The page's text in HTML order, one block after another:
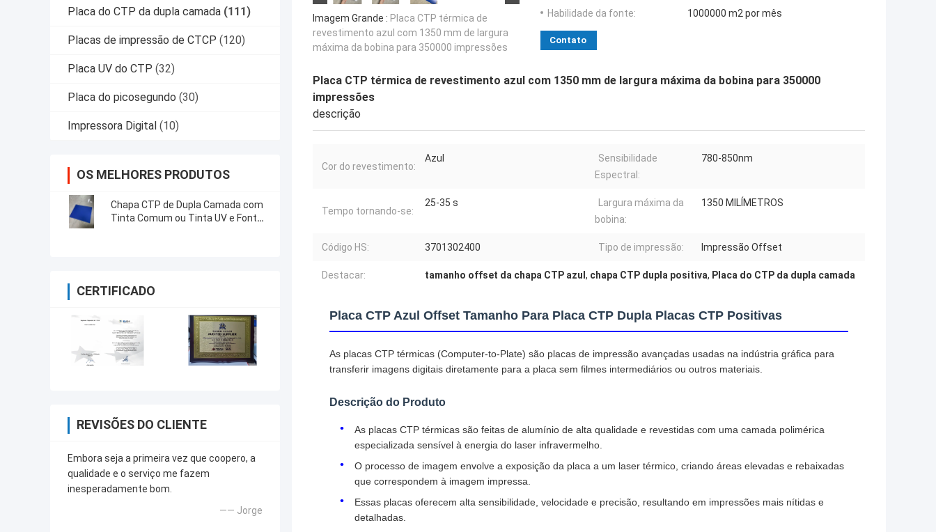
Placa do CTP da dupla camada (111)
Placas de impressão de CTCP (120)
Placa UV do CTP (32)
Placa do picosegundo (30)
Impressora Digital (10)
OS MELHORES PRODUTOS
Chapa CTP de Dupla Camada com
Tinta Comum ou Tinta UV e Fonte
CERTIFICADO
REVISÕES DO CLIENTE
Embora seja a primeira vez que coopero, a
qualidade e o serviço me fazem
inesperadamente bom.
—— Jorge
Imagem Grande : Placa CTP térmica de
revestimento azul com 1350 mm de largura
máxima da bobina para 350000 impressões
Habilidade da fonte:
1000000 m2 por mês
Contato
Placa CTP térmica de revestimento azul com 1350 mm de largura máxima da bobina para 350000
impressões
descrição
Cor do revestimento:
Azul
Sensibilidade
Espectral:
780-850nm
Tempo tornando-se:
25-35 s
Largura máxima da
bobina:
1350 MILÍMETROS
Código HS: 3701302400 Tipo de impressão: Impressão Offset
Destacar: tamanho offset da chapa CTP azul , chapa CTP dupla positiva, Placa do CTP da dupla camada
Placa CTP Azul Offset Tamanho Para Placa CTP Dupla Placas CTP Positivas
As placas CTP térmicas (Computer-to-Plate) são placas de impressão avançadas usadas na indústria gráfica para
transferir imagens digitais diretamente para a placa sem filmes intermediários ou outros materiais.
Descrição do Produto
As placas CTP térmicas são feitas de alumínio de alta qualidade e revestidas com uma camada polimérica
especializada sensível à energia do laser infravermelho.
O processo de imagem envolve a exposição da placa a um laser térmico, criando áreas elevadas e rebaixadas
que correspondem à imagem impressa.
Essas placas oferecem alta sensibilidade, velocidade e precisão, resultando em impressões mais nítidas e
detalhadas.